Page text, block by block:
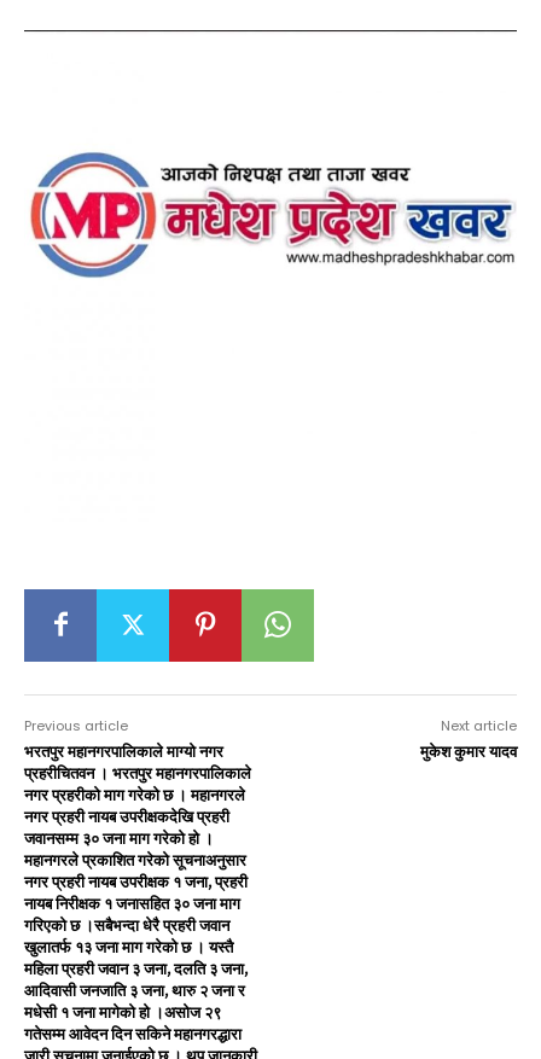
Previous article
भरतपुर महानगरपालिकाले माग्यो नगर
प्रहरीचितवन । भरतपुर महानगरपालिकाले
नगर प्रहरीको माग गरेको छ । महानगरले
नगर प्रहरी नायब उपरीक्षकदेखि प्रहरी
जवानसम्म ३० जना माग गरेको हो ।
महानगरले प्रकाशित गरेको सूचनाअनुसार
नगर प्रहरी नायब उपरीक्षक १ जना, प्रहरी
नायब निरीक्षक १ जनासहित ३० जना माग
गरिएको छ ।सबैभन्दा धेरै प्रहरी जवान
खुलातर्फ १३ जना माग गरेको छ । यस्तै
महिला प्रहरी जवान ३ जना, दलति ३ जना,
आदिवासी जनजाति ३ जना, थारु २ जना र
मधेसी १ जना मागेको हो ।असोज २९
गतेसम्म आवेदन दिन सकिने महानगरद्धारा
Next article
मुकेश कुमार यादव